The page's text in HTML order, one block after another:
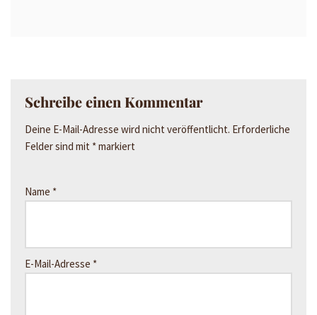
Schreibe einen Kommentar
Deine E-Mail-Adresse wird nicht veröffentlicht. Erforderliche
Felder sind mit *markiert
Name *
E-Mail-Adresse *